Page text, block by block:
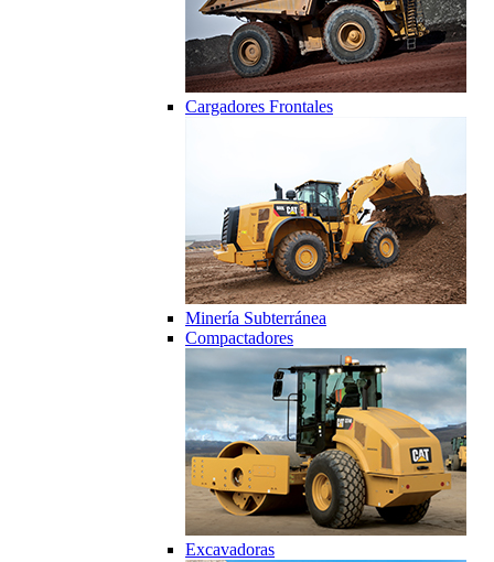
Cargadores Frontales
Minería Subterránea
Compactadores
Excavadoras